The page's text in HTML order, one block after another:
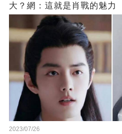
大？網：這就是肖戰的魅力
2023/07/26